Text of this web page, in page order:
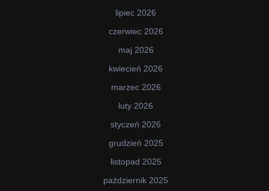
lipiec 2026
czerwiec 2026
maj 2026
kwiecień 2026
marzec 2026
luty 2026
styczeń 2026
grudzień 2025
listopad 2025
październik 2025